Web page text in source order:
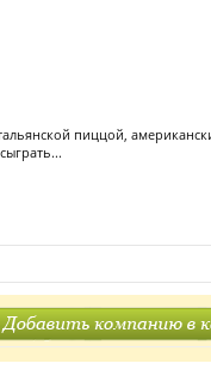
пиццой,